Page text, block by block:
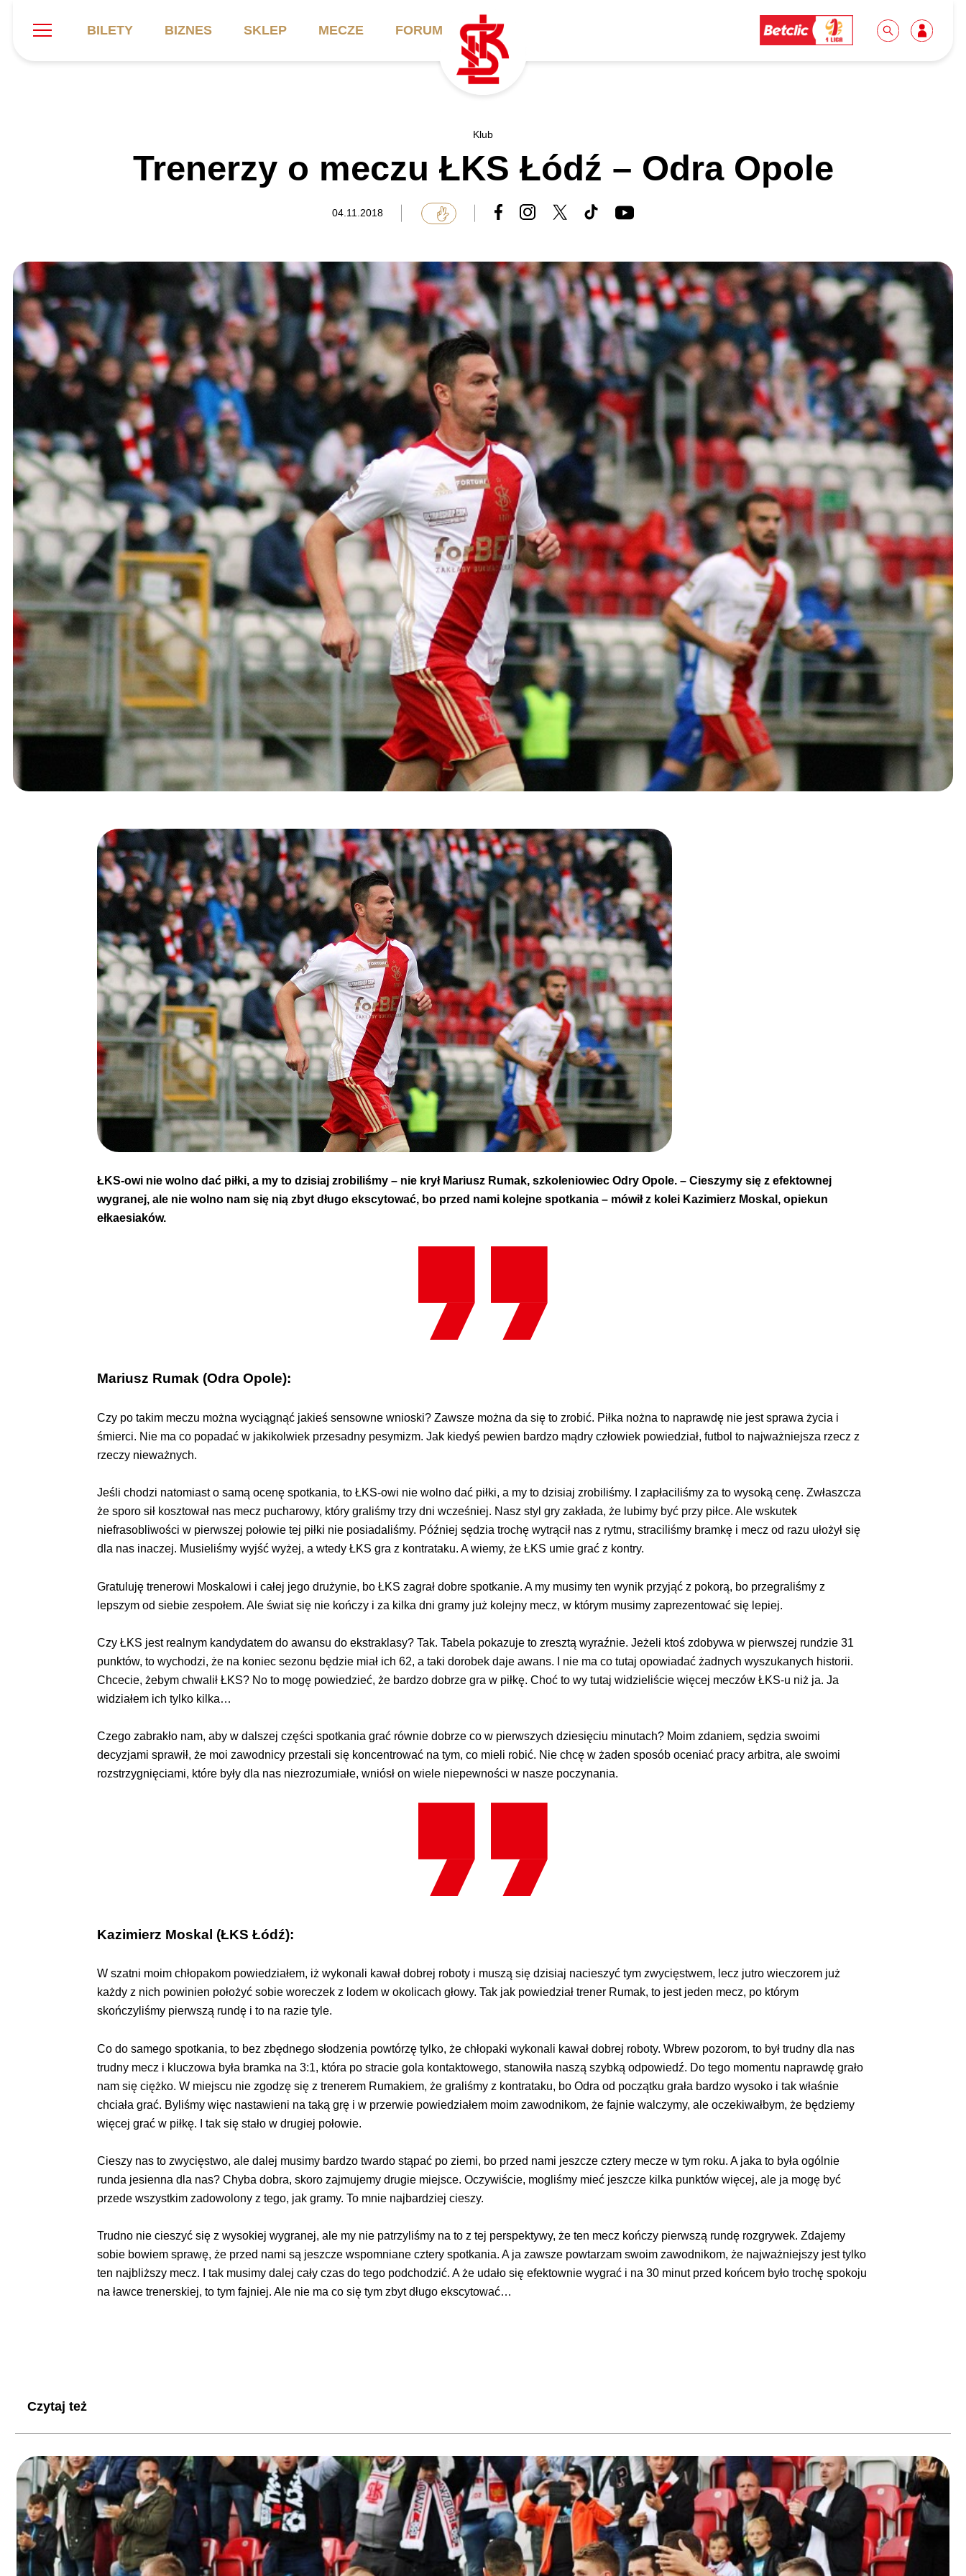
BILETY BIZNES SKLEP MECZE FORUM
Informacje ogólne
Symbole klubu
Sprawozdania
Ochrona dzieci
Aktualności
Galeria
Catering
Karnety
FAQ
Regulaminy
Aktualności
Kadra trenerska
ŁKS II
Drużyny Akademii
ŁKS Schools
Staże w Akademii ŁKS
Kluby partnerskie
Kontakt
Bilety VIP/Skybox
Oferta komercyjna
Ełkaesiacki Klub
Urodziny w Skybox
Biuro prasowe
Do pobrania
Idę pierwszy raz!
Wycieczki
Wolontariat
Patronite
Kolorowanki
SKLEP KUP BILET
Klub
Trenerzy o meczu ŁKS Łódź – Odra Opole
04.11.2018
ŁKS-owi nie wolno dać piłki, a my to dzisiaj zrobiliśmy – nie krył Mariusz Rumak, szkoleniowiec Odry Opole. – Cieszymy się z efektownej
wygranej, ale nie wolno nam się nią zbyt długo ekscytować, bo przed nami kolejne spotkania – mówił z kolei Kazimierz Moskal, opiekun
ełkaesiaków.
Mariusz Rumak (Odra Opole):
Czy po takim meczu można wyciągnąć jakieś sensowne wnioski? Zawsze można da się to zrobić. Piłka nożna to naprawdę nie jest sprawa życia i
śmierci. Nie ma co popadać w jakikolwiek przesadny pesymizm. Jak kiedyś pewien bardzo mądry człowiek powiedział, futbol to najważniejsza rzecz z
rzeczy nieważnych.
Jeśli chodzi natomiast o samą ocenę spotkania, to ŁKS-owi nie wolno dać piłki, a my to dzisiaj zrobiliśmy. I zapłaciliśmy za to wysoką cenę. Zwłaszcza
że sporo sił kosztował nas mecz pucharowy, który graliśmy trzy dni wcześniej. Nasz styl gry zakłada, że lubimy być przy piłce. Ale wskutek
niefrasobliwości w pierwszej połowie tej piłki nie posiadaliśmy. Później sędzia trochę wytrącił nas z rytmu, straciliśmy bramkę i mecz od razu ułożył się
dla nas inaczej. Musieliśmy wyjść wyżej, a wtedy ŁKS gra z kontrataku. A wiemy, że ŁKS umie grać z kontry.
Gratuluję trenerowi Moskalowi i całej jego drużynie, bo ŁKS zagrał dobre spotkanie. A my musimy ten wynik przyjąć z pokorą, bo przegraliśmy z
lepszym od siebie zespołem. Ale świat się nie kończy i za kilka dni gramy już kolejny mecz, w którym musimy zaprezentować się lepiej.
Czy ŁKS jest realnym kandydatem do awansu do ekstraklasy? Tak. Tabela pokazuje to zresztą wyraźnie. Jeżeli ktoś zdobywa w pierwszej rundzie 31
punktów, to wychodzi, że na koniec sezonu będzie miał ich 62, a taki dorobek daje awans. I nie ma co tutaj opowiadać żadnych wyszukanych historii.
Chcecie, żebym chwalił ŁKS? No to mogę powiedzieć, że bardzo dobrze gra w piłkę. Choć to wy tutaj widzieliście więcej meczów ŁKS-u niż ja. Ja
widziałem ich tylko kilka…
Czego zabrakło nam, aby w dalszej części spotkania grać równie dobrze co w pierwszych dziesięciu minutach? Moim zdaniem, sędzia swoimi
decyzjami sprawił, że moi zawodnicy przestali się koncentrować na tym, co mieli robić. Nie chcę w żaden sposób oceniać pracy arbitra, ale swoimi
rozstrzygnięciami, które były dla nas niezrozumiałe, wniósł on wiele niepewności w nasze poczynania.
Kazimierz Moskal (ŁKS Łódź):
W szatni moim chłopakom powiedziałem, iż wykonali kawał dobrej roboty i muszą się dzisiaj nacieszyć tym zwycięstwem, lecz jutro wieczorem już
każdy z nich powinien położyć sobie woreczek z lodem w okolicach głowy. Tak jak powiedział trener Rumak, to jest jeden mecz, po którym
skończyliśmy pierwszą rundę i to na razie tyle.
Co do samego spotkania, to bez zbędnego słodzenia powtórzę tylko, że chłopaki wykonali kawał dobrej roboty. Wbrew pozorom, to był trudny dla nas
trudny mecz i kluczowa była bramka na 3:1, która po stracie gola kontaktowego, stanowiła naszą szybką odpowiedź. Do tego momentu naprawdę grało
nam się ciężko. W miejscu nie zgodzę się z trenerem Rumakiem, że graliśmy z kontrataku, bo Odra od początku grała bardzo wysoko i tak właśnie
chciała grać. Byliśmy więc nastawieni na taką grę i w przerwie powiedziałem moim zawodnikom, że fajnie walczymy, ale oczekiwałbym, że będziemy
więcej grać w piłkę. I tak się stało w drugiej połowie.
Cieszy nas to zwycięstwo, ale dalej musimy bardzo twardo stąpać po ziemi, bo przed nami jeszcze cztery mecze w tym roku. A jaka to była ogólnie
runda jesienna dla nas? Chyba dobra, skoro zajmujemy drugie miejsce. Oczywiście, mogliśmy mieć jeszcze kilka punktów więcej, ale ja mogę być
przede wszystkim zadowolony z tego, jak gramy. To mnie najbardziej cieszy.
Trudno nie cieszyć się z wysokiej wygranej, ale my nie patrzyliśmy na to z tej perspektywy, że ten mecz kończy pierwszą rundę rozgrywek. Zdajemy
sobie bowiem sprawę, że przed nami są jeszcze wspomniane cztery spotkania. A ja zawsze powtarzam swoim zawodnikom, że najważniejszy jest tylko
ten najbliższy mecz. I tak musimy dalej cały czas do tego podchodzić. A że udało się efektownie wygrać i na 30 minut przed końcem było trochę spokoju
na ławce trenerskiej, to tym fajniej. Ale nie ma co się tym zbyt długo ekscytować…
Czytaj też